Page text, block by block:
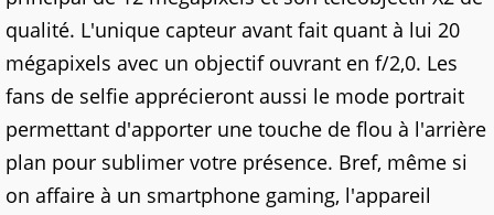
qualité. L'unique capteur avant fait quant à lui 20
mégapixels avec un objectif ouvrant en f/2,0. Les
fans de selfie apprécieront aussi le mode portrait
permettant d'apporter une touche de flou à l'arrière
plan pour sublimer votre présence. Bref, même si
on affaire à un smartphone gaming, l'appareil